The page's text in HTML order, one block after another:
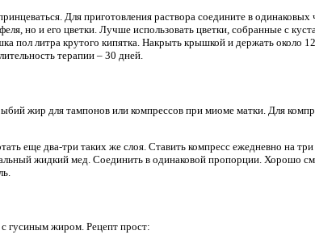
Для приготовления раствора соедините в одинаковых
но и его цветки. Лучше использовать цветки, собранные с
пол литра крутого кипятка. Накрыть крышкой и держать около
терапии – 30 дней.
жир для тампонов или компрессов при миоме матки. Для
еще два-три таких же слоя. Ставить компресс ежедневно на
жидкий мед. Соединить в одинаковой пропорции. Хорошо
гусиным жиром. Рецепт прост: